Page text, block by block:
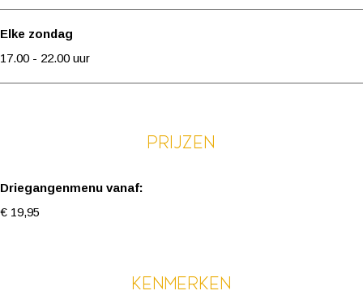
e
Elke zondag
17.00 - 22.00 uur
Prijzen
Driegangenmenu vanaf:
€ 19,95
Kenmerken